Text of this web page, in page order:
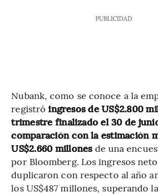
PUBLICIDAD
Nubank, como se conoce a la
registróingresos de US$2.800
trimestre finalizado el 30 de
comparación con la estimación
US$2.660 millonesde una
por Bloomberg. Los ingresos
duplicaron con respecto al año
los US$487 millones, superando